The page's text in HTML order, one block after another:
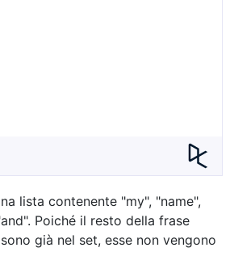
lista contenente "my", "name",
Poiché il resto della frase
già nel set, esse non vengono